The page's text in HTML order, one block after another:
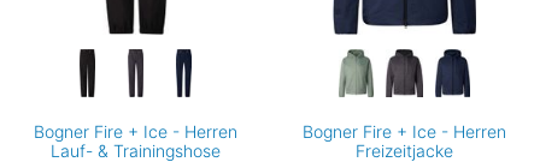
Bogner Fire + Ice - Herren
Lauf- & Trainingshose
Bogner Fire + Ice - Herren
Freizeitjacke